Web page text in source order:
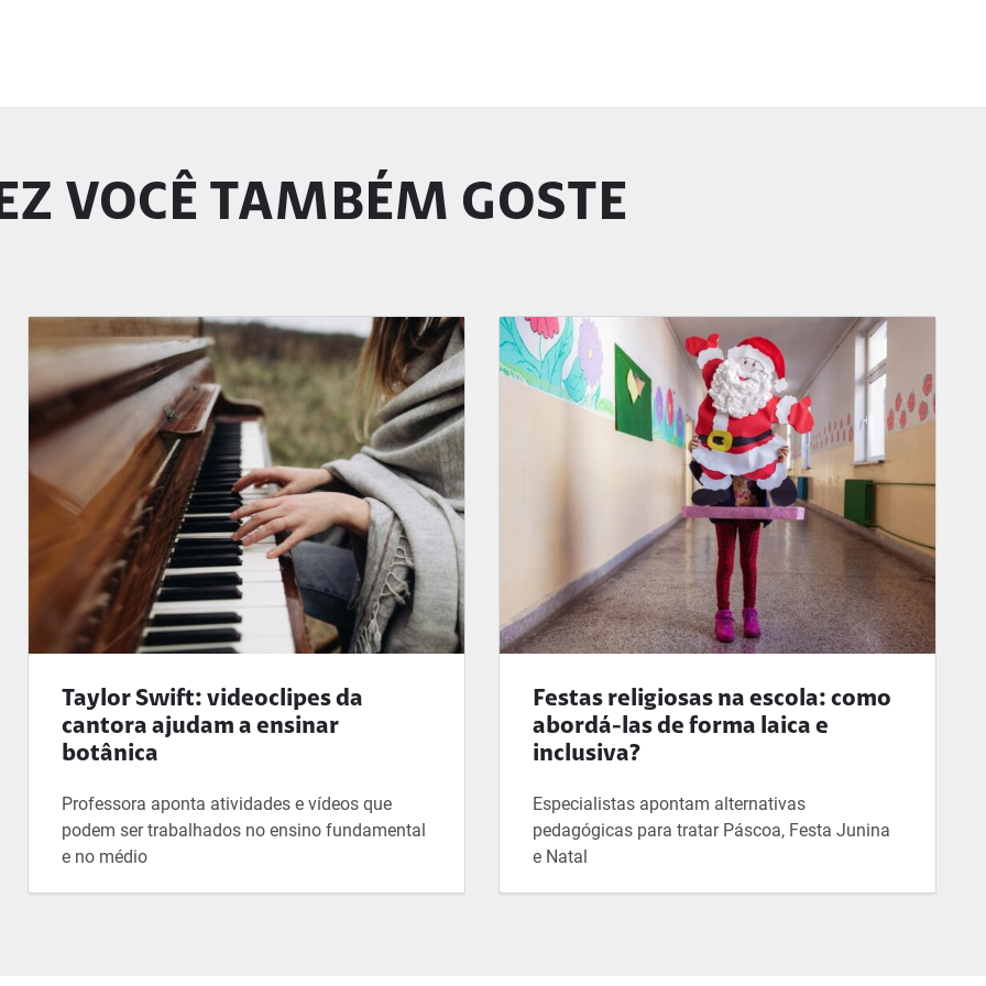
VOCÊ TAMBÉM GOSTE
Taylor Swift: videoclipes da
cantora ajudam a ensinar
botânica
Professora aponta atividades e vídeos que
podem ser trabalhados no ensino fundamental
e no médio
Festas religiosas na escola: como
abordá-las de forma laica e
inclusiva?
Especialistas apontam alternativas
pedagógicas para tratar Páscoa, Festa Junina
e Natal